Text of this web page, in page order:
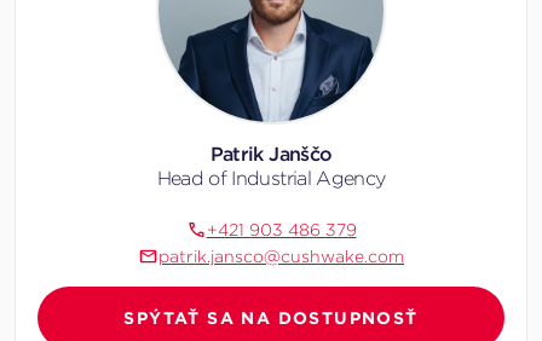
Patrik Janščo
Head of Industrial Agency
+421 903 486 379
patrik.jansco@cushwake.com
SPÝTAŤ SA NA DOSTUPNOSŤ